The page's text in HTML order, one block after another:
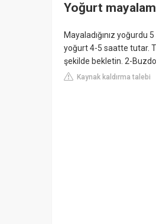
Yoğurt
Mayaladığınız yoğurdu
yoğurt 4-5 saatte tutar.
şekilde bekletin. 2-
Kaynak kaldırma talebi